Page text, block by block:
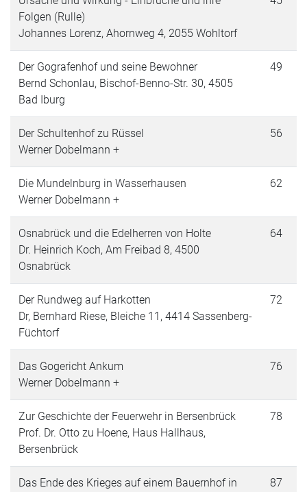
Folgen (Rulle)
Johannes Lorenz, Ahornweg 4, 2055 Wohltorf
Der Gografenhof und seine Bewohner
Bernd Schonlau, Bischof-Benno-Str. 30, 4505
Bad Iburg
49
Der Schultenhof zu Rüssel
Werner Dobelmann +
56
Die Mundelnburg in Wasserhausen
Werner Dobelmann +
62
Osnabrück und die Edelherren von Holte
Dr. Heinrich Koch, Am Freibad 8, 4500
Osnabrück
64
Der Rundweg auf Harkotten
Dr, Bernhard Riese, Bleiche 11, 4414 Sassenberg-
Füchtorf
72
Das Gogericht Ankum
Werner Dobelmann +
76
Zur Geschichte der Feuerwehr in Bersenbrück
Prof. Dr. Otto zu Hoene, Haus Hallhaus,
Bersenbrück
78
Das Ende des Krieges auf einem Bauernhof in
87